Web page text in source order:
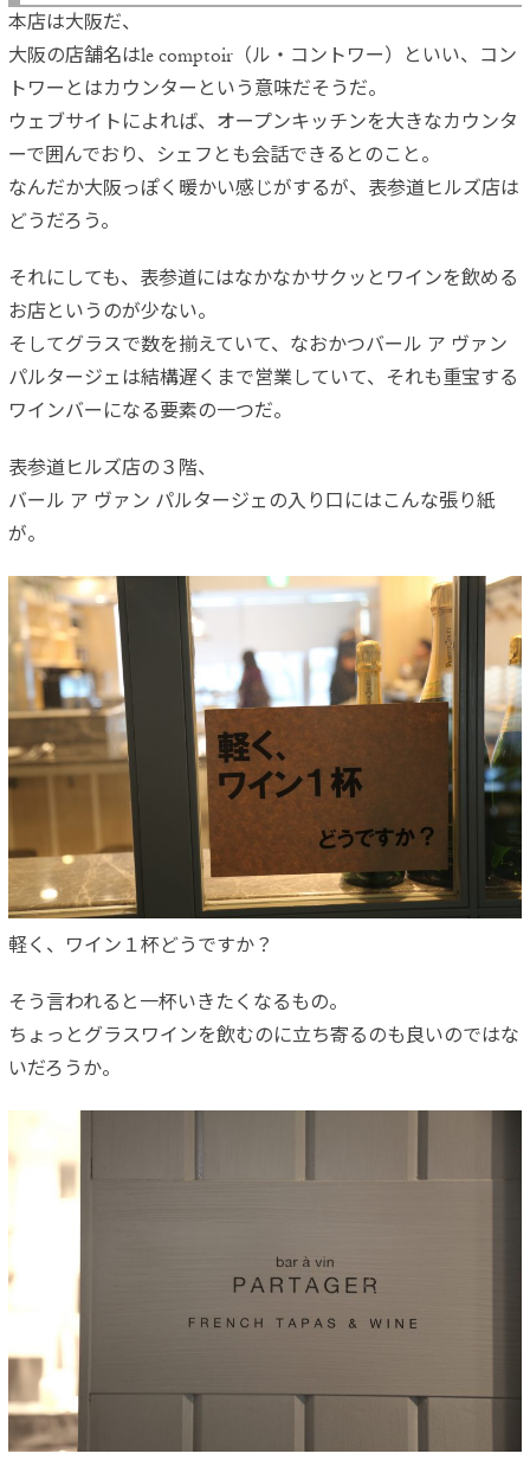
本店は大阪だ、
大阪の店舗名はle comptoir（ル・コントワー）といい、コン
トワーとはカウンターという意味だそうだ。
ウェブサイトによれば、オープンキッチンを大きなカウンタ
ーで囲んでおり、シェフとも会話できるとのこと。
なんだか大阪っぽく暖かい感じがするが、表参道ヒルズ店は
どうだろう。
それにしても、表参道にはなかなかサクッとワインを飲める
お店というのが少ない。
そしてグラスで数を揃えていて、なおかつバール ア ヴァン
パルタージェは結構遅くまで営業していて、それも重宝する
ワインバーになる要素の一つだ。
表参道ヒルズ店の３階、
バール ア ヴァン パルタージェの入り口にはこんな張り紙
が。
軽く、ワイン１杯どうですか？
そう言われると一杯いきたくなるもの。
ちょっとグラスワインを飲むのに立ち寄るのも良いのではな
いだろうか。